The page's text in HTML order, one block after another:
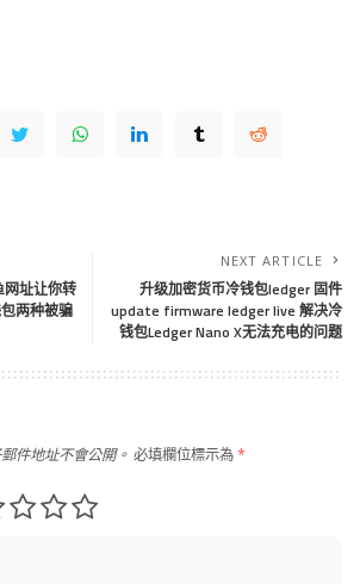
址让你转
两种被骗
NEXT ARTICLE
升级加密货币冷钱包ledger 固件
update firmware ledger live 解决冷
钱包Ledger Nano X无法充电的问题
件地址不會公開。 必填欄位標示為*